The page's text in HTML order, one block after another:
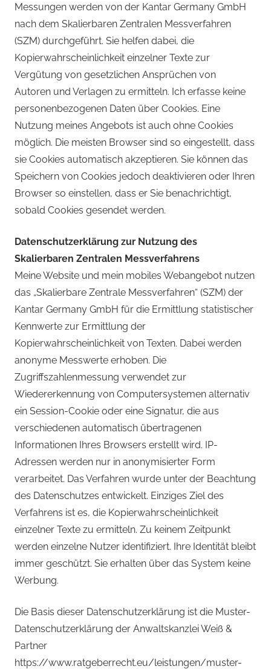
Messungen werden von der Kantar Germany GmbH
nach dem Skalierbaren Zentralen Messverfahren
(SZM) durchgeführt. Sie helfen dabei, die
Kopierwahrscheinlichkeit einzelner Texte zur
Vergütung von gesetzlichen Ansprüchen von
Autoren und Verlagen zu ermitteln. Ich erfasse keine
personenbezogenen Daten über Cookies. Eine
Nutzung meines Angebots ist auch ohne Cookies
möglich. Die meisten Browser sind so eingestellt, dass
sie Cookies automatisch akzeptieren. Sie können das
Speichern von Cookies jedoch deaktivieren oder Ihren
Browser so einstellen, dass er Sie benachrichtigt,
sobald Cookies gesendet werden.
Datenschutzerklärung zur Nutzung des
Skalierbaren Zentralen Messverfahrens
Meine Website und mein mobiles Webangebot nutzen
das „Skalierbare Zentrale Messverfahren“ (SZM) der
Kantar Germany GmbH für die Ermittlung statistischer
Kennwerte zur Ermittlung der
Kopierwahrscheinlichkeit von Texten. Dabei werden
anonyme Messwerte erhoben. Die
Zugriffszahlenmessung verwendet zur
Wiedererkennung von Computersystemen alternativ
ein Session-Cookie oder eine Signatur, die aus
verschiedenen automatisch übertragenen
Informationen Ihres Browsers erstellt wird. IP-
Adressen werden nur in anonymisierter Form
verarbeitet. Das Verfahren wurde unter der Beachtung
des Datenschutzes entwickelt. Einziges Ziel des
Verfahrens ist es, die Kopierwahrscheinlichkeit
einzelner Texte zu ermitteln. Zu keinem Zeitpunkt
werden einzelne Nutzer identifiziert. Ihre Identität bleibt
immer geschützt. Sie erhalten über das System keine
Werbung.
Die Basis dieser Datenschutzerklärung ist die Muster-
Datenschutzerklärung der Anwaltskanzlei Weiß &
Partner
https://www.ratgeberrecht.eu/leistungen/muster-